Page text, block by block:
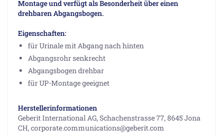
Montage und verfügt als Besonderheit über einen
drehbaren Abgangsbogen.
Eigenschaften:
für Urinale mit Abgang nach hinten
Abgangsrohr senkrecht
Abgangsbogen drehbar
für UP-Montage geeignet
Herstellerinformationen
Geberit International AG, Schachenstrasse 77, 8645 Jona
CH, corporate.communications@geberit.com